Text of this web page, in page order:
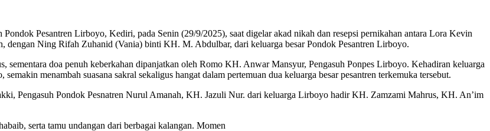
Pesantren Lirboyo, Kediri, pada Senin (29/9/2025), saat digelar akad nikah dan resepsi pernikahan antara Lora Kevin
Ning Rifah Zuhanid (Vania) binti KH. M. Abdulbar, dari keluarga besar Pondok Pesantren Lirboyo.
doa penuh keberkahan dipanjatkan oleh Romo KH. Anwar Mansyur, Pengasuh Ponpes Lirboyo. Kehadiran keluarga
menambah suasana sakral sekaligus hangat dalam pertemuan dua keluarga besar pesantren terkemuka tersebut.
Pengasuh Pondok Pesnatren Nurul Amanah, KH. Jazuli Nur. dari keluarga Lirboyo hadir KH. Zamzami Mahrus, KH. An’im
serta tamu undangan dari berbagai kalangan. Momen